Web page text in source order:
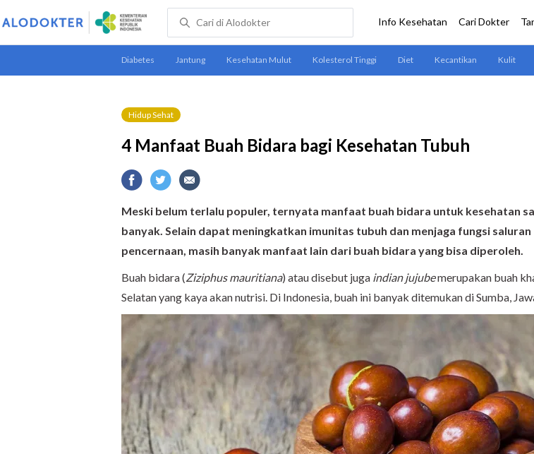
Hidup Sehat
4 Manfaat Buah Bidara bagi Kesehatan Tubuh
Meski belum terlalu populer, ternyata manfaat buah bidara untuk kesehatan
banyak. Selain dapat meningkatkan imunitas tubuh dan menjaga fungsi saluran
pencernaan, masih banyak manfaat lain dari buah bidara yang bisa diperoleh.
Buah bidara (Ziziphus mauritiana) atau disebut juga indian jujubemerupakan buah
Selatan yang kaya akan nutrisi. Di Indonesia, buah ini banyak ditemukan di Sumba,